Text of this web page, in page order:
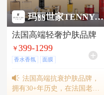
玛丽世家TENNY FIGGS
法国高端轻奢护肤品牌
￥ 399-1299
香水香氛 面膜
法国高端抗衰护肤品牌，
拥有30+年历史，在法国老佛